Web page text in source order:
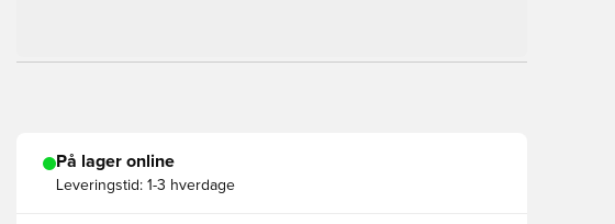
På lager online
Leveringstid: 1-3 hverdage